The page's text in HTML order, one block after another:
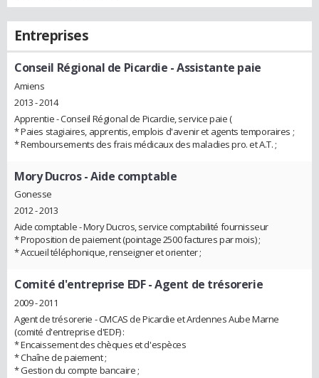
Entreprises
Conseil Régional de Picardie - Assistante paie
Amiens
2013 - 2014
Apprentie - Conseil Régional de Picardie, service paie (
* Paies stagiaires, apprentis, emplois d'avenir et agents temporaires ;
* Remboursements des frais médicaux des maladies pro. et A.T. ;
Mory Ducros- Aide comptable
Gonesse
2012 - 2013
Aide comptable - Mory Ducros, service comptabilité fournisseur
* Proposition de paiement (pointage 2500 factures par mois) ;
* Accueil téléphonique, renseigner et orienter ;
Comité d'entreprise EDF- Agent de trésorerie
2009 - 2011
Agent de trésorerie - CMCAS de Picardie et Ardennes Aube Marne
(comité d'entreprise d'EDF) :
* Encaissement des chèques et d'espèces
* Chaîne de paiement ;
* Gestion du compte bancaire ;